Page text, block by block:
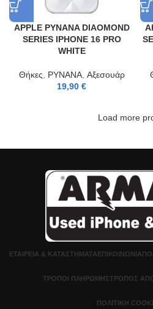
APPLE PYNANA DIAOMOND
SERIES IPHONE 16 PRO
WHITE
Θήκες PYNANA, Αξεσουάρ
19,90 €
Load more
ΕΤΑΙΡΕΊΑ & ΚΑΤΑΣΤΉΜΑΤΑΕΠΙΚΟΙΝΩΝΊΑ
ΤΡΌΠΟΙ ΠΛΗΡΩΜΉΣΤΡΌΠΟΣ
ΠΟΛΙΤΙΚΉ